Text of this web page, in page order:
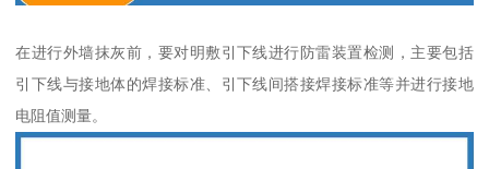
在进行外墙抹灰前，要对明敷引下线进行防雷装置检测，主要包括
引下线与接地体的焊接标准、引下线间搭接焊接标准等并进行接地
电阻值测量。